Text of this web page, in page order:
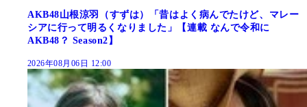
AKB48山根涼羽（すずは）「昔はよく病んでたけど、マレー
シアに行って明るくなりました」【連載 なんで令和に
AKB48？ Season2】
2026年08月06日 12:00